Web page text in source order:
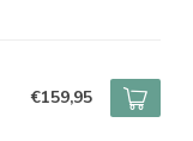
€159,95